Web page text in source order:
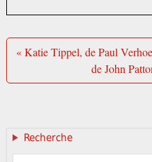
« Katie Tippel, de Paul
de John
Recherche